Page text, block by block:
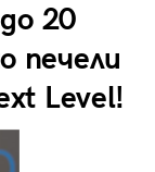
до 20
печели
Level!